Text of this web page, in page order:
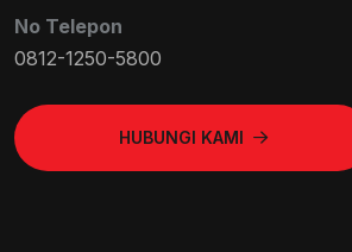
No Telepon
0812-1250-5800
HUBUNGI KAMI